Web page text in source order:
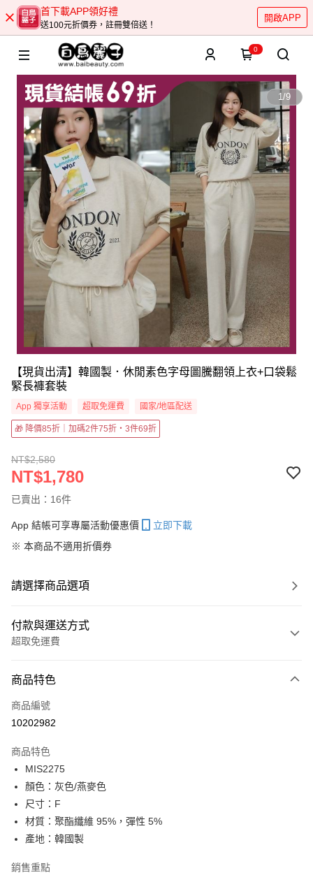
首下載APP領好禮
送100元折價券，註冊雙倍送！
開啟APP
0
1/9
【現貨出清】韓國製．休閒素色字母圖騰翻領上衣+口袋鬆
緊長褲套裝
App 獨享活動 超取免運費 國家/地區配送
🎁 降價85折｜加碼2件75折・3件69折
NT$2,580
NT$1,780
已賣出：16件
App 結帳可享專屬活動優惠價
立即下載
※ 本商品不適用折價券
請選擇商品選項
付款與運送方式
超取免運費
信用卡一次付款
超商取貨付款
Apple Pay
街口支付
悠遊付
Google Pay
全盈+PAY
商品特色
商品編號
10202982
商品特色
MIS2275
顏色：灰色/燕麥色
尺寸：F
材質：聚酯纖維 95%，彈性 5%
產地：韓國製
銷售重點